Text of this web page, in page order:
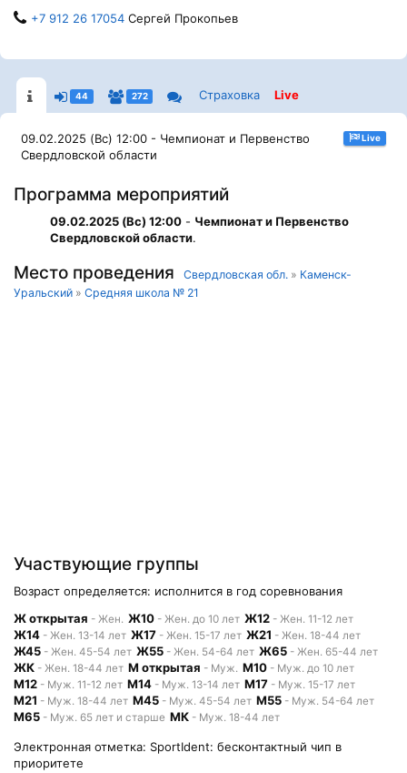
+7 912 26 17054 Сергей Прокопьев
44 272 Страховка Live
09.02.2025 (Вс) 12:00 - Чемпионат и Первенство
Свердловской области
Live
Программа мероприятий
09.02.2025 (Вс) 12:00 - Чемпионат и Первенство
Свердловской области.
Место проведения Свердловская обл. » Каменск-
Уральский » Средняя школа № 21
Участвующие группы
Возраст определяется: исполнится в год соревнования
Ж открытая - Жен. Ж10 - Жен. до 10 лет Ж12 - Жен. 11-12 лет
Ж14 - Жен. 13-14 лет Ж17 - Жен. 15-17 лет Ж21 - Жен. 18-44 лет
Ж45 - Жен. 45-54 лет Ж55 - Жен. 54-64 лет Ж65 - Жен. 65-44 лет
ЖК - Жен. 18-44 лет М открытая - Муж. М10 - Муж. до 10 лет
М12 - Муж. 11-12 лет М14 - Муж. 13-14 лет М17 - Муж. 15-17 лет
М21 - Муж. 18-44 лет М45 - Муж. 45-54 лет М55 - Муж. 54-64 лет
М65 - Муж. 65 лет и старше МК - Муж. 18-44 лет
Электронная отметка: SportIdent: бесконтактный чип в
приоритете